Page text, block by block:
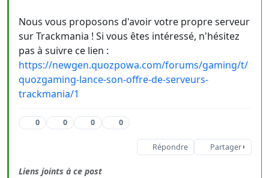
Nous vous proposons d'avoir votre propre serveur
sur Trackmania ! Si vous êtes intéressé, n'hésitez
pas à suivre ce lien :
https://newgen.quozpowa.com/forums/gaming/t/
quozgaming-lance-son-offre-de-serveurs-
trackmania/1
0 0 0 0
Répondre Partager
Liens joints à ce post